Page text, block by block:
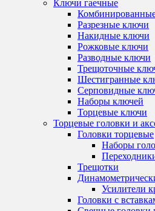
Ключи гаечные
Разрезные ключи
Накидные ключи
Рожковые ключи
Разводные ключи
Трещоточные
Шестигранные
Серповидные
Наборы ключей
Торцевые ключи
Торцевые головки и
Головки торцевые
Наборы
Трещотки
Усилители
Головки с